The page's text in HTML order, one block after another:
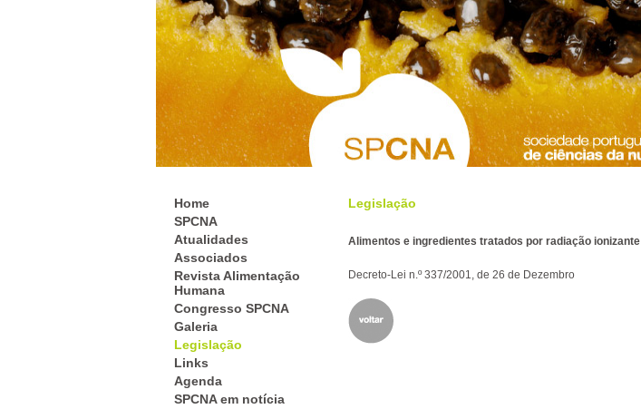
Home
SPCNA
Atualidades
Associados
Revista Alimentação
Humana
Congresso SPCNA
Galeria
Legislação
Links
Agenda
SPCNA em notícia
Legislação
Alimentos e ingredientes tratados por radiação ionizante
Decreto-Lei n.º 337/2001, de 26 de Dezembro